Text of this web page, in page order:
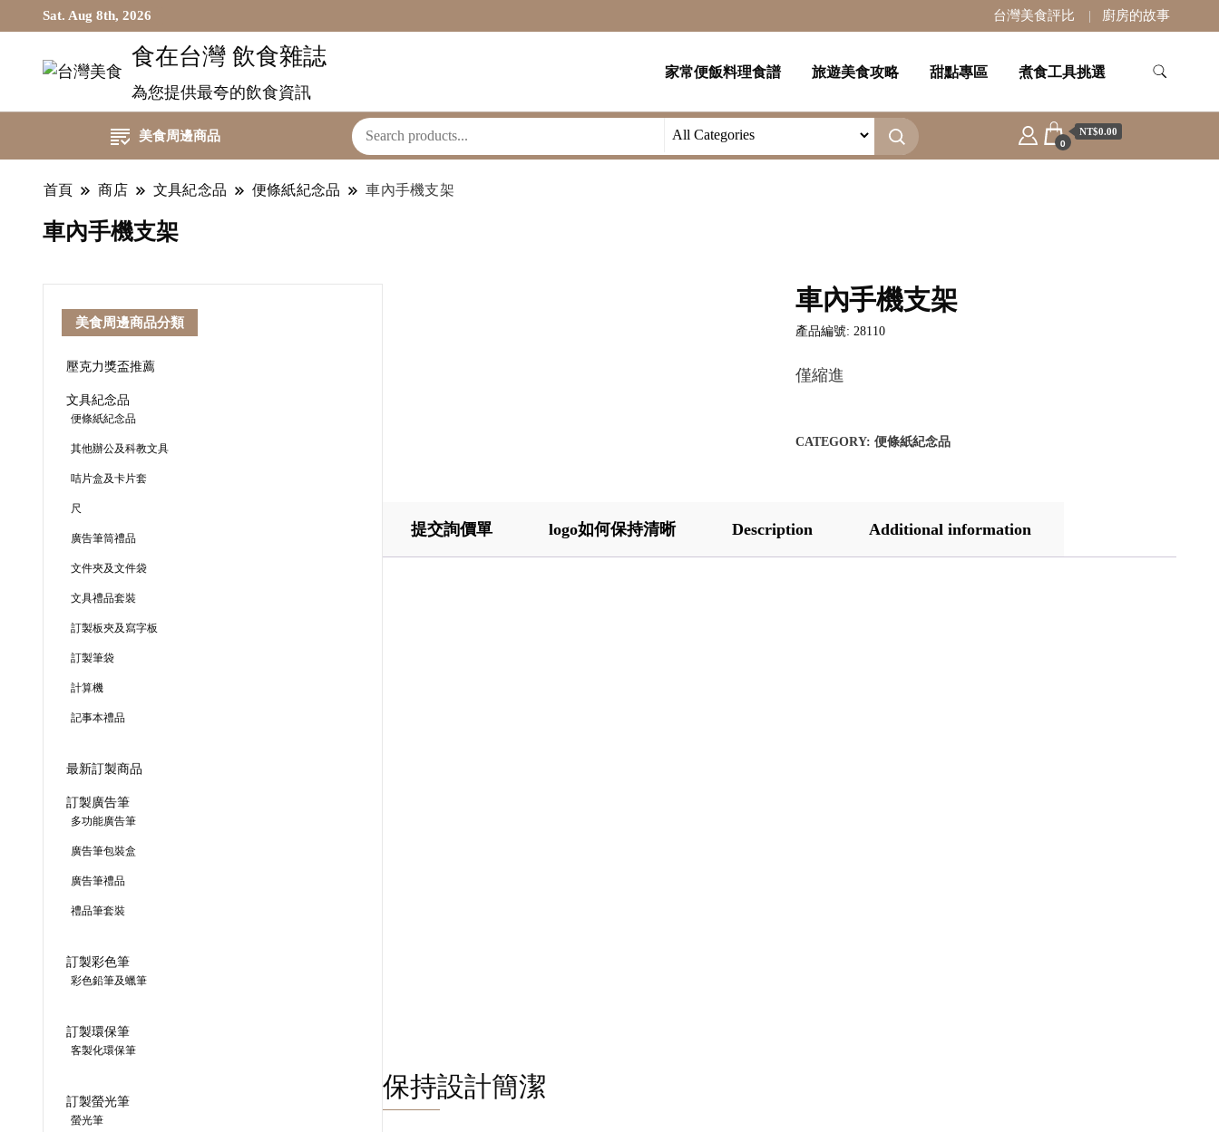
Sat. Aug 8th, 2026 台灣美食評比 廚房的故事
食在台灣 飲食雜誌
為您提供最夸的飲食資訊
家常便飯料理食譜 旅遊美食攻略 甜點專區 煮食工具挑選
美食周邊商品 0
NT$0.00
首頁 商店 文具紀念品 便條紙紀念品 車內手機支架
車內手機支架
車內手機支架
產品編號: 28110
僅縮進
CATEGORY: 便條紙紀念品
提交詢價單 logo如何保持清晰 Description Additional information
保持設計簡潔
美食周邊商品分類
壓克力獎盃推薦
文具紀念品
便條紙紀念品
其他辦公及科教文具
咭片盒及卡片套
尺
廣告筆筒禮品
文件夾及文件袋
文具禮品套裝
訂製板夾及寫字板
訂製筆袋
計算機
記事本禮品
最新訂製商品
訂製廣告筆
多功能廣告筆
廣告筆包裝盒
廣告筆禮品
禮品筆套裝
訂製彩色筆
彩色鉛筆及蠟筆
訂製環保筆
客製化環保筆
訂製螢光筆
螢光筆